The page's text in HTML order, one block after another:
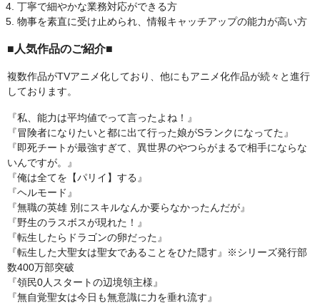
丁寧で細やかな業務対応ができる方
物事を素直に受け止められ、情報キャッチアップの能力が高い方
■人気作品のご紹介■
複数作品がTVアニメ化しており、他にもアニメ化作品が続々と進行
しております。
『私、能力は平均値でって言ったよね！』
『冒険者になりたいと都に出て行った娘がSランクになってた』
『即死チートが最強すぎて、異世界のやつらがまるで相手にならな
いんですが。』
『俺は全てを【パリイ】する』
『ヘルモード』
『無職の英雄 別にスキルなんか要らなかったんだが』
『野生のラスボスが現れた！』
『転生したらドラゴンの卵だった』
『転生した大聖女は聖女であることをひた隠す』※シリーズ発行部
数400万部突破
『領民0人スタートの辺境領主様』
『無自覚聖女は今日も無意識に力を垂れ流す』